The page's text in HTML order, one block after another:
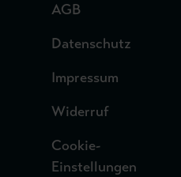
AGB
Datenschutz
Impressum
Widerruf
Cookie-
Einstellungen